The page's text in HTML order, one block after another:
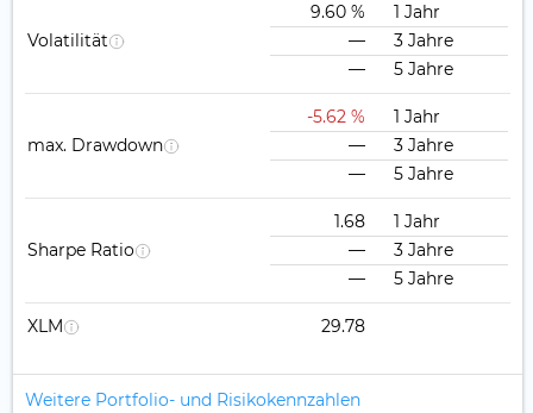
Volatilität
9.60 %
1 Jahr
—
3 Jahre
—
5 Jahre
max. Drawdown
-5.62 %
1 Jahr
—
3 Jahre
—
5 Jahre
Sharpe Ratio
1.68
1 Jahr
—
3 Jahre
—
5 Jahre
XLM 29.78
Weitere Portfolio- und Risikokennzahlen